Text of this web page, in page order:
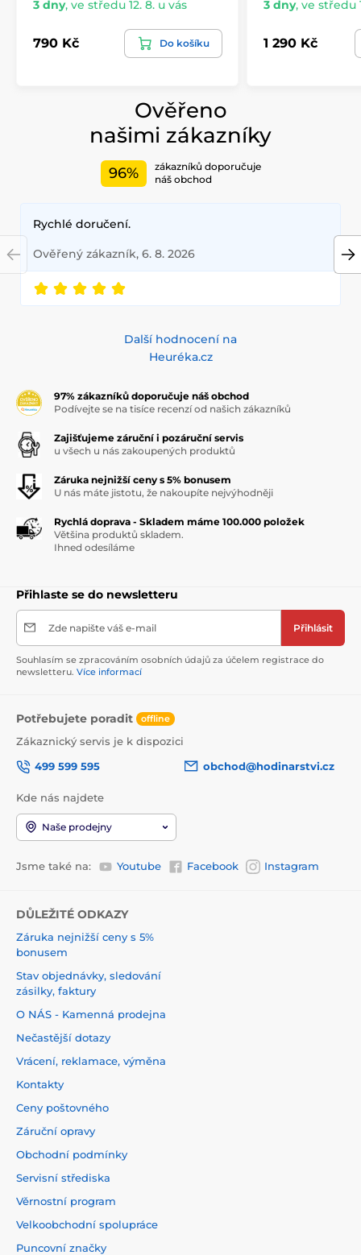
3 dny, ve středu 12. 8. u vás
790 Kč Do košíku
3 dny, ve středu
1 290 Kč
Ověřeno
našimi zákazníky
96%
zákazníků doporučuje
náš obchod
Rychlé doručení.
Ověřený zákazník, 6. 8. 2026
Další hodnocení na
Heuréka.cz
97% zákazníků doporučuje náš obchod
Podívejte se na tisíce recenzí od našich zákazníků
Zajišťujeme záruční i pozáruční servis
u všech u nás zakoupených produktů
Záruka nejnižší ceny s 5% bonusem
U nás máte jistotu, že nakoupíte nejvýhodněji
Rychlá doprava - Skladem máme 100.000 položek
Většina produktů skladem.
Ihned odesíláme
Přihlaste se do newsletteru
Zde napište váš e-mail Přihlásit
Souhlasím se zpracováním osobních údajů za účelem registrace do
newsletteru. Více informací
Potřebujete poradit offline
Zákaznický servis je k dispozici
499 599 595
obchod@hodinarstvi.cz
Kde nás najdete
Naše prodejny
Jsme také na: Youtube Facebook Instagram
DŮLEŽITÉ ODKAZY
Záruka nejnižší ceny s 5%
bonusem
Stav objednávky, sledování
zásilky, faktury
O NÁS - Kamenná prodejna
Nečastější dotazy
Vrácení, reklamace, výměna
Kontakty
Ceny poštovného
Záruční opravy
Obchodní podmínky
Servisní střediska
Věrnostní program
Velkoobchodní spolupráce
Puncovní značky